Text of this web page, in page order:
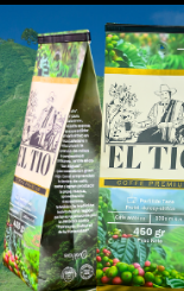
y mantiene la